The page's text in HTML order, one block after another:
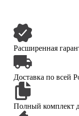
Расширенная
Доставка по всей
Полный комплект